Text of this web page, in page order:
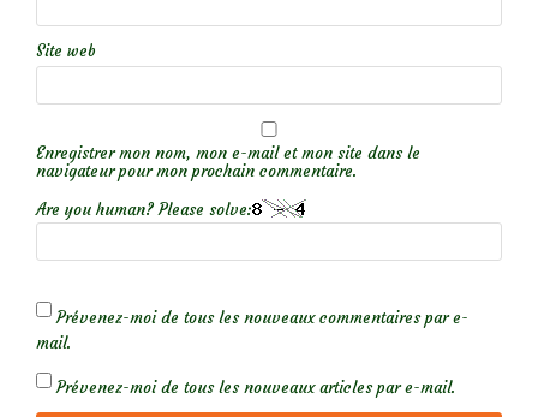
Site web
Enregistrer mon nom, mon e-mail et mon site dans le
navigateur pour mon prochain commentaire.
Are you human? Please solve:
Prévenez-moi de tous les nouveaux commentaires par e-
mail.
Prévenez-moi de tous les nouveaux articles par e-mail.